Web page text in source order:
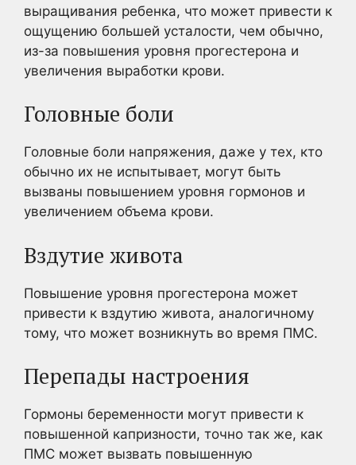
выращивания ребенка, что может привести к
ощущению большей усталости, чем обычно,
из-за повышения уровня прогестерона и
увеличения выработки крови.
Головные боли
Головные боли напряжения, даже у тех, кто
обычно их не испытывает, могут быть
вызваны повышением уровня гормонов и
увеличением объема крови.
Вздутие живота
Повышение уровня прогестерона может
привести к вздутию живота, аналогичному
тому, что может возникнуть во время ПМС.
Перепады настроения
Гормоны беременности могут привести к
повышенной капризности, точно так же, как
ПМС может вызвать повышенную